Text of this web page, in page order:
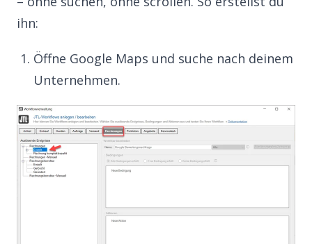
ihn:
Öffne Google Maps und suche nach deinem
Unternehmen.